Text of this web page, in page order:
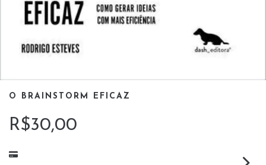
O BRAINSTORM EFICAZ
R$30,00